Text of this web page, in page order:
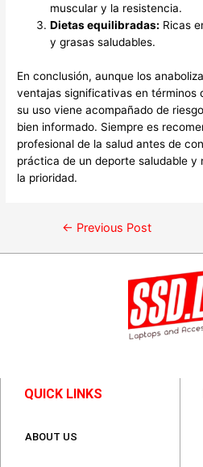
muscular y la resistencia.
Dietas equilibradas: Ricas
y grasas saludables.
En conclusión, aunque los
ventajas significativas en términos
su uso viene acompañado de
bien informado. Siempre es
profesional de la salud antes de
práctica de un deporte saludable y
la prioridad.
← Previous Post
QUICK LINKS
ABOUT US